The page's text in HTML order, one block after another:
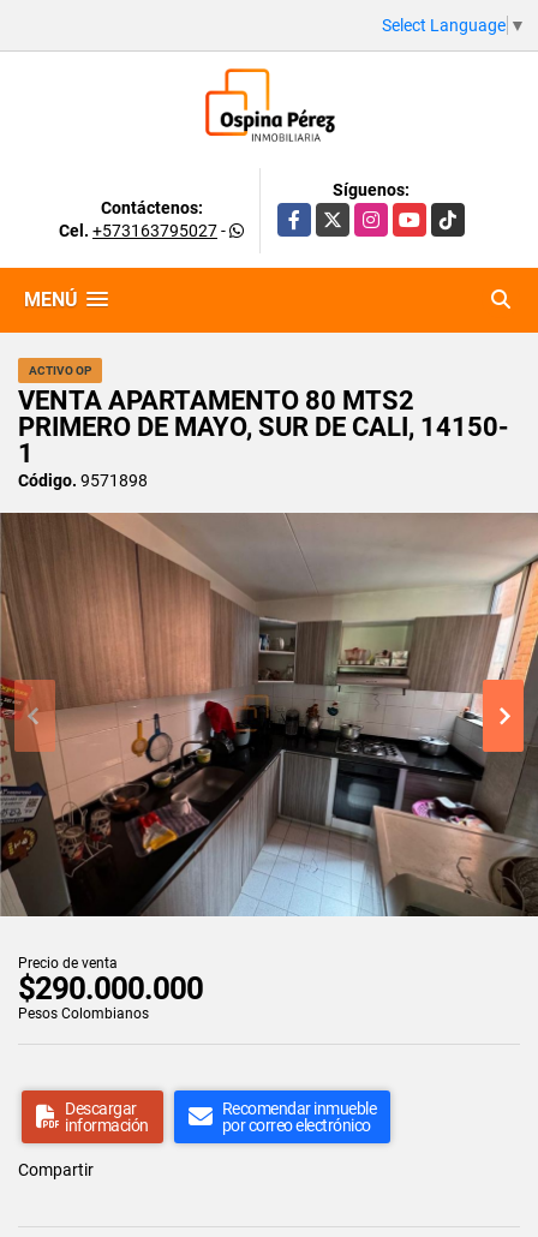
Select Language ▼
Contáctenos:
Cel. +573163795027-
Síguenos:
Facebook
X InstagramYouTubeTikTok
MENÚ
ACTIVO OP
VENTA APARTAMENTO 80 MTS2
PRIMERO DE MAYO, SUR DE CALI, 14150-
1
Código. 9571898
Precio de venta
$290.000.000
Pesos Colombianos
Descargar
información
Recomendar inmueble
por correo electrónico
Compartir